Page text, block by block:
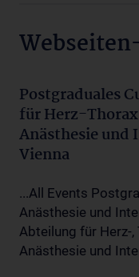
Postgraduales
für Herz-
Anästhesie
Vienna
...All Events
Anästhesie und
Abteilung für Herz-
Anästhesie und